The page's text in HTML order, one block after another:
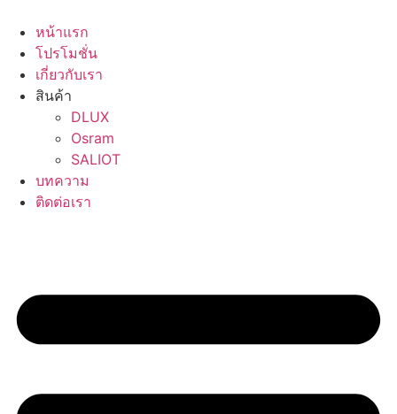
content
หน้าแรก
โปรโมชั่น
เกี่ยวกับเรา
สินค้า
DLUX
Osram
SALIOT
บทความ
ติดต่อเรา